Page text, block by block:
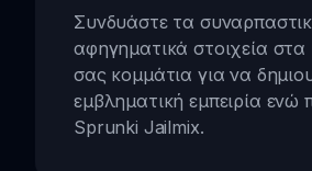
Συνδυάστε τα
αφηγηματικά στοιχεία στα
σας κομμάτια για να
εμβληματική εμπειρία ενώ
Sprunki Jailmix.